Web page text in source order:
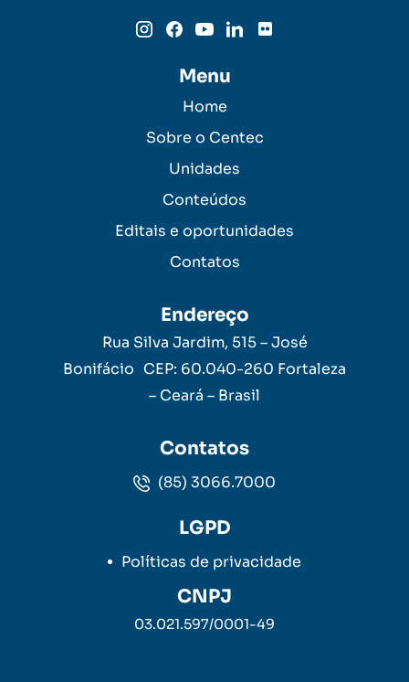
Menu
Home
Sobre o Centec
Unidades
Conteúdos
Editais e oportunidades
Contatos
Endereço
Rua Silva Jardim, 515 – José
Bonifácio CEP: 60.040-260 Fortaleza
– Ceará – Brasil
Contatos
(85) 3066.7000
LGPD
Políticas de privacidade
CNPJ
03.021.597/0001-49